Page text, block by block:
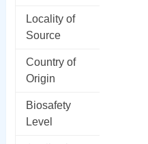
Locality of
Source
Country of
Origin
Biosafety
Level